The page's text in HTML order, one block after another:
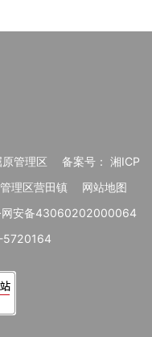
管理区
备案号： 湘ICP
理区营田镇
网站地图
网安备43060202000064
5720164